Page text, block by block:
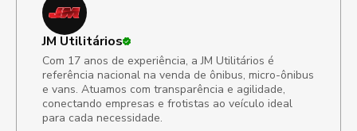
JM Utilitários
Com 17 anos de experiência, a JM Utilitários é
referência nacional na venda de ônibus, micro-ônibus
e vans. Atuamos com transparência e agilidade,
conectando empresas e frotistas ao veículo ideal
para cada necessidade.